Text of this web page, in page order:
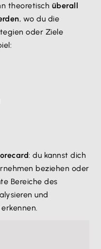
theoretisch überall
, wo du die
oder Ziele
: du kannst dich
beziehen oder
Bereiche des
und